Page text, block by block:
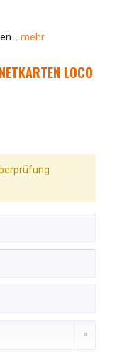
mehr
LOCO